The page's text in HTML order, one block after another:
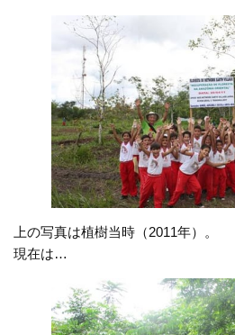
上の写真は植樹当時（2011年）。
現在は…